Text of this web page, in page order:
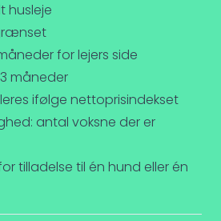
husleje
for lejers side
måneder
ifølge nettoprisindekset
antal voksne der er
tilladelse til én hund eller én